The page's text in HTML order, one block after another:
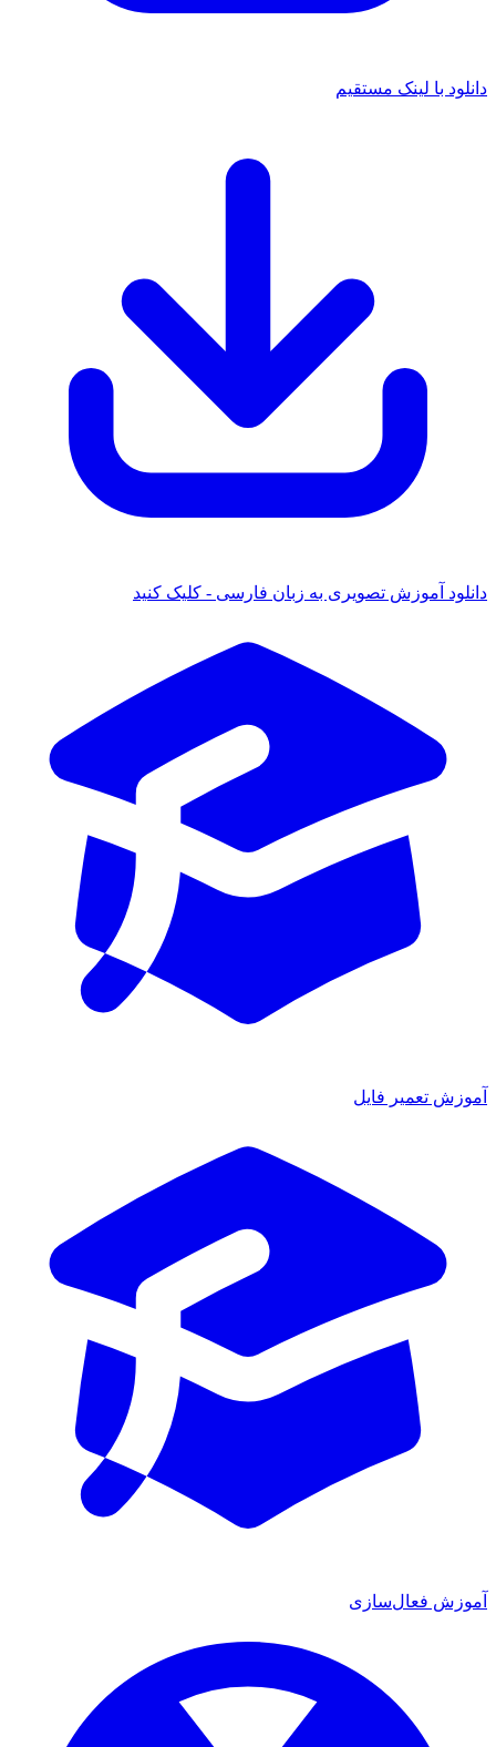
با لینک مستقیم
آموزش تصویری به زبان فارسی - کلیک کنید
تعمیر فایل
فعال‌سازی